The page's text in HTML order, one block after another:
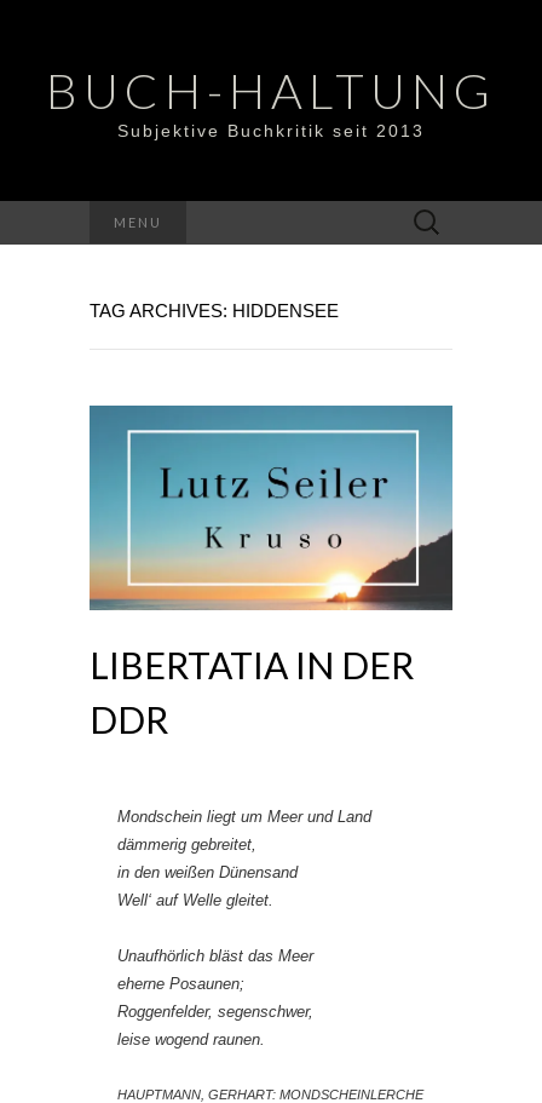
BUCH-HALTUNG
Subjektive Buchkritik seit 2013
MENU
Suchen
nach:
TAG ARCHIVES: HIDDENSEE
LIBERTATIA IN DER
DDR
Mondschein liegt um Meer und Land
dämmerig gebreitet,
in den weißen Dünensand
Well‘ auf Welle gleitet.
Unaufhörlich bläst das Meer
eherne Posaunen;
Roggenfelder, segenschwer,
leise wogend raunen.
HAUPTMANN, GERHART: MONDSCHEINLERCHE